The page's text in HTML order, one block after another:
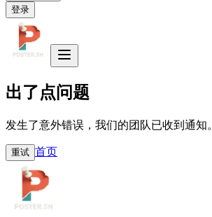
登录
出了点问题
发生了意外错误，我们的团队已收到通知。
重试 首页